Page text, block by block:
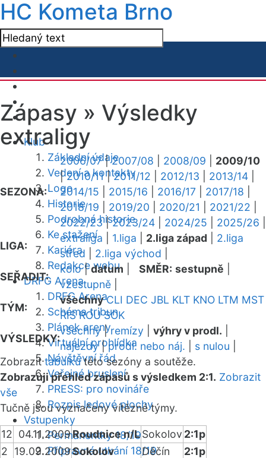
HC Kometa Brno
Klub
Základní údaje
Vedení a kontakty
Logo
Historie
Podrobná historie
Ke stažení
Kariéra
Redakce webu
DRFG Arena
DRFG Arena
Schéma tribun
Plánek areny
Virtuální prohlídka
Návštěvní řád
Veřejné bruslení
PRESS: pro novináře
Rozpis ledové plochy
Vstupenky
Permanentky 18/19
Přípravná utkání 18/19
Zápasy » Výsledky
extraligy
SEZONA:
2006/07|2007/08 2008/09
2009/10
|2010/11|2011/12 2012/13 2013/14
2014/15
2015/16 2016/17 2017/18
2018/19
2019/20 2020/21 2021/22
2022/23|2023/24 2024/25 2025/26
LIGA:
extraliga 1.liga 2.liga západ
2.liga
střed
2.liga východ
SEŘADIT:
kolo|datum SMĚR: sestupně
vzestupně
TÝM:
všechny CLI DEC JBL KLT KNO LTM MST
RIS ROU SOK
VÝSLEDKY:
všechny|remízy výhry v prodl.
nájezdy|prodl. nebo náj. s nulou
Zobrazittabulkutéto sezóny a soutěže.
Zobrazuji přehled zápasů s výsledkem 2:1. Zobrazit
vše
Tučně jsou vyznačeny vítězné týmy.
12 04.11.2009Roudnice n/LSokolov 2:1p
2
19.09.2009Sokolov Děčín
2:1p